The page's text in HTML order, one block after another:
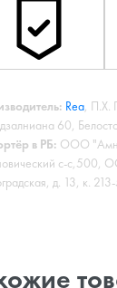
Rea, П.Х.
60,
в РБ: ООО
с-с,500,
д. 13, к.